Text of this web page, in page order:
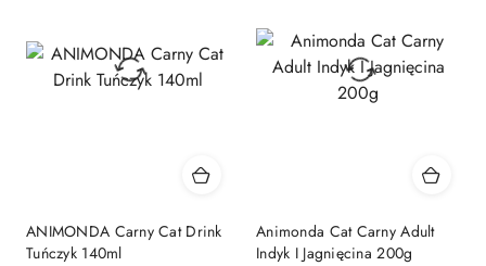
ANIMONDA Carny Cat Drink
Tuńczyk 140ml
Animonda Cat Carny Adult
Indyk I Jagnięcina 200g